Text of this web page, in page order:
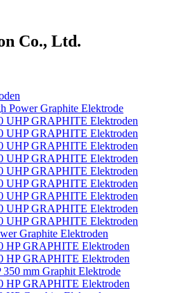
Co., Ltd.
Power Graphite Elektrode
UHP GRAPHITE Elektroden
UHP GRAPHITE Elektroden
UHP GRAPHITE Elektroden
UHP GRAPHITE Elektroden
UHP GRAPHITE Elektroden
UHP GRAPHITE Elektroden
UHP GRAPHITE Elektroden
UHP GRAPHITE Elektroden
UHP GRAPHITE Elektroden
Graphite Elektroden
HP GRAPHITE Elektroden
HP GRAPHITE Elektroden
350 mm Graphit Elektrode
HP GRAPHITE Elektroden